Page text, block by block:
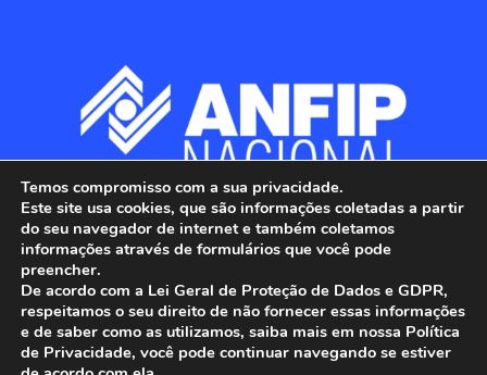
ANFIP - Associação Nacional dos Auditores
Temos compromisso com a sua privacidade.
Este site usa cookies, que são informações coletadas a partir
do seu navegador de internet e também coletamos
informações através de formulários que você pode
preencher.
De acordo com a Lei Geral de Proteção de Dados e GDPR,
respeitamos o seu direito de não fornecer essas informações
e de saber como as utilizamos, saiba mais em nossa Política
de Privacidade, você pode continuar navegando se estiver